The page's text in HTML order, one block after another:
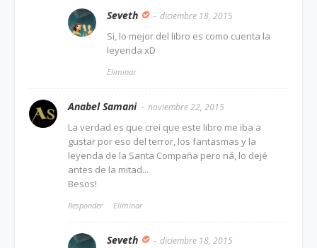
Seveth diciembre 18, 2015
Si, lo mejor del libro es como cuenta la
leyenda xD
Eliminar
Anabel Samani noviembre 22, 2015
La verdad es que creí que este libro me iba a
gustar por eso del terror, los fantasmas y la
leyenda de la Santa Compaña pero ná, lo dejé
antes de la mitad...
Besos!
Responder Eliminar
Seveth diciembre 18, 2015